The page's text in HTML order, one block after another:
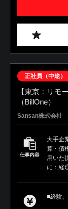
正社員（中途）
【東京：リモ
（BillOne）
Sansan株式会社
仕事内容
大手企
算・債
用いた
に：経
■経験